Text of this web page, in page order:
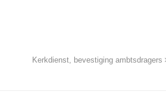
Kerkdienst, bevestiging ambtsdragers